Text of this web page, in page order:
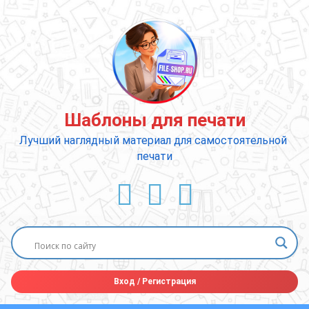
содержимому
Шаблоны для печати
Лучший наглядный материал для самостоятельной
печати
ВКонтакте
YouTube
E-mail
Вход /Регистрация